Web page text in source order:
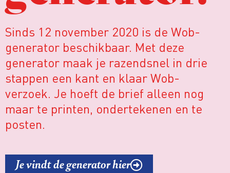
Sinds 12 november 2020 is de Wob-
generator beschikbaar. Met deze
generator maak je razendsnel in drie
stappen een kant en klaar Wob-
verzoek. Je hoeft de brief alleen nog
maar te printen, ondertekenen en te
posten.
Je vindt de generator hier